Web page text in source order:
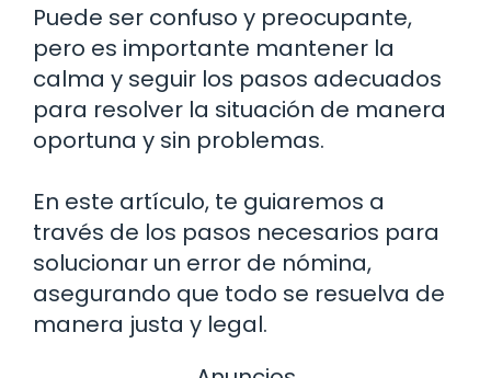
Puede ser confuso y preocupante,
pero es importante mantener la
calma y seguir los pasos adecuados
para resolver la situación de manera
oportuna y sin problemas.
En este artículo, te guiaremos a
través de los pasos necesarios para
solucionar un error de nómina,
asegurando que todo se resuelva de
manera justa y legal.